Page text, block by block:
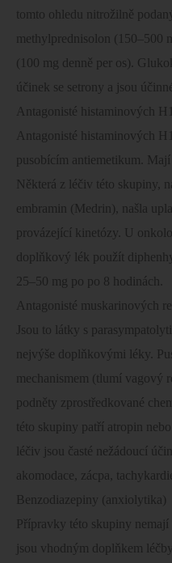
tomto ohledu nitrožilně
methylprednisolon (150–500
(100 mg denně per os).
účinek se setrony a jsou
Antagonisté histaminových
Antagonisté histaminových
pusobícím antiemetikum.
Některá z léčiv této skupiny,
embramin (Medrin), našla
provázející kinetózy. U
doplňkový lék použít
25–50 mg po po 8 hodinách.
Antagonisté muskarinových
Jsou to látky s
nejvýše doplňkovými léky.
mechanismem (tlumí vagový
podněty zprostředkované
této skupiny patří atropin
léčiv jsou časté nežádoucí
akomodace, zácpa,
Benzodiazepiny (anxiolytika)
Přípravky této skupiny
jsou vhodným doplňkem